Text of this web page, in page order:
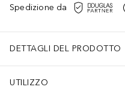
Spedizione da
DETTAGLI DEL PRODOTTO
UTILIZZO